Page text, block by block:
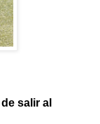
salir al